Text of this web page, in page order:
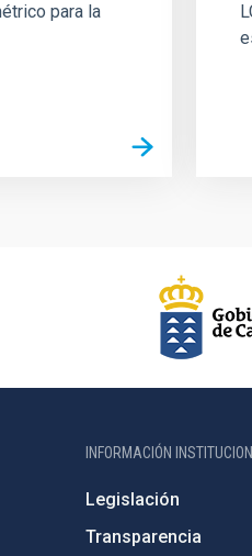
para la
INFORMACIÓN
Legislación
Transparencia